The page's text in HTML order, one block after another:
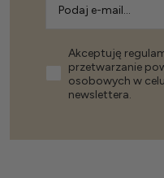
Akceptuję
przetwarzanie
osobowych w
newslettera.